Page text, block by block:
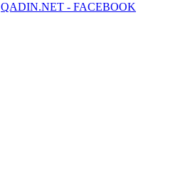
QADIN.NET - FACEBOOK